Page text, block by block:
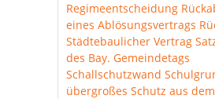
Regimeentscheidung
eines Ablösungsvertrags
Städtebaulicher Vertrag
des Bay. Gemeindetags
Schallschutzwand
übergroßes Schutz aus